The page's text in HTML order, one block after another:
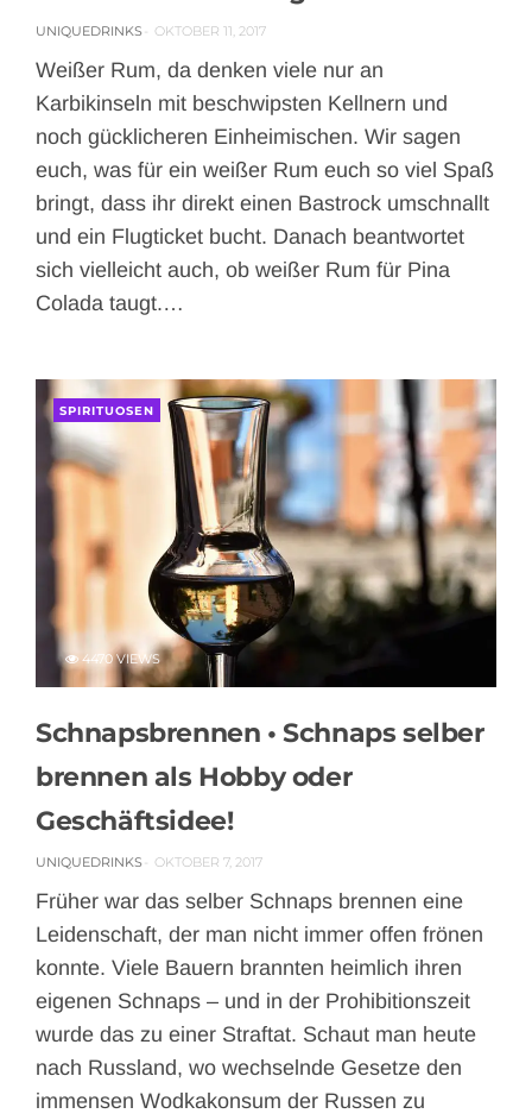
UNIQUEDRINKS OKTOBER 11, 2017
Weißer Rum, da denken viele nur an
Karbikinseln mit beschwipsten Kellnern und
noch gücklicheren Einheimischen. Wir sagen
euch, was für ein weißer Rum euch so viel Spaß
bringt, dass ihr direkt einen Bastrock umschnallt
und ein Flugticket bucht. Danach beantwortet
sich vielleicht auch, ob weißer Rum für Pina
Colada taugt.…
SPIRITUOSEN
4470 VIEWS
Schnapsbrennen • Schnaps selber
brennen als Hobby oder
Geschäftsidee!
UNIQUEDRINKS OKTOBER 7, 2017
Früher war das selber Schnaps brennen eine
Leidenschaft, der man nicht immer offen frönen
konnte. Viele Bauern brannten heimlich ihren
eigenen Schnaps – und in der Prohibitionszeit
wurde das zu einer Straftat. Schaut man heute
nach Russland, wo wechselnde Gesetze den
immensen Wodkakonsum der Russen zu